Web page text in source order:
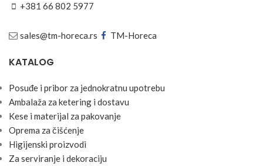
+381 66 802 5977
sales@tm-horeca.rs TM-Horeca
KATALOG
Posuđe i pribor za jednokratnu upotrebu
Ambalaža za ketering i dostavu
Kese i materijal za pakovanje
Oprema za čišćenje
Higijenski proizvodi
Za serviranje i dekoraciju